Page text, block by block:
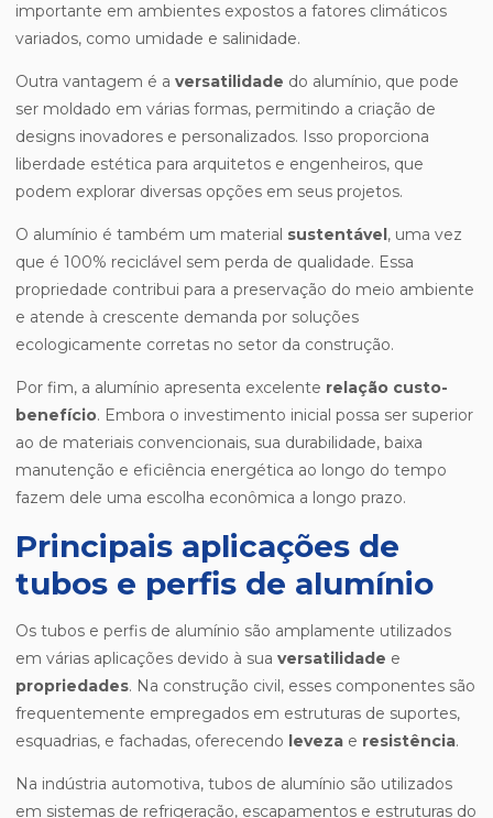
importante em ambientes expostos a fatores climáticos
variados, como umidade e salinidade.
Outra vantagem é a versatilidade do alumínio, que pode
ser moldado em várias formas, permitindo a criação de
designs inovadores e personalizados. Isso proporciona
liberdade estética para arquitetos e engenheiros, que
podem explorar diversas opções em seus projetos.
O alumínio é também um material sustentável , uma vez
que é 100% reciclável sem perda de qualidade. Essa
propriedade contribui para a preservação do meio ambiente
e atende à crescente demanda por soluções
ecologicamente corretas no setor da construção.
Por fim, a alumínio apresenta excelente relação custo-
benefício. Embora o investimento inicial possa ser superior
ao de materiais convencionais, sua durabilidade, baixa
manutenção e eficiência energética ao longo do tempo
fazem dele uma escolha econômica a longo prazo.
Principais aplicações de
tubos e perfis de alumínio
Os tubos e perfis de alumínio são amplamente utilizados
em várias aplicações devido à sua versatilidade e
propriedades. Na construção civil, esses componentes são
frequentemente empregados em estruturas de suportes,
esquadrias, e fachadas, oferecendo leveza e resistência.
Na indústria automotiva, tubos de alumínio são utilizados
em sistemas de refrigeração, escapamentos e estruturas do